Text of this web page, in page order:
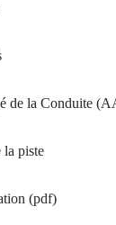
de la Conduite
la piste
(pdf)